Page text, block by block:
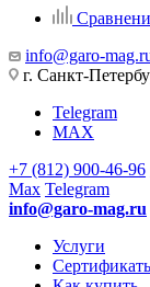
info@garo-
г. Санкт-
Telegram
MAX
+7 (812) 900-46-96
Max Telegram
info@garo-mag.ru
Услуги